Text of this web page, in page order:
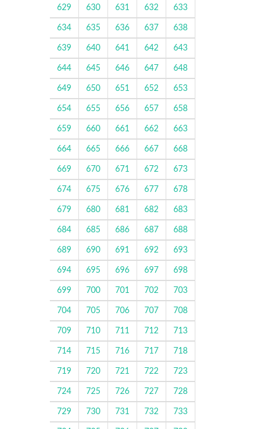
629 630 631 632 633
634 635 636 637 638
639 640 641 642 643
644 645 646 647 648
649 650 651 652 653
654 655 656 657 658
659 660 661 662 663
664 665 666 667 668
669 670 671 672 673
674 675 676 677 678
679 680 681 682 683
684 685 686 687 688
689 690 691 692 693
694 695 696 697 698
699 700 701 702 703
704 705 706 707 708
709 710 711 712 713
714 715 716 717 718
719 720 721 722 723
724 725 726 727 728
729 730 731 732 733